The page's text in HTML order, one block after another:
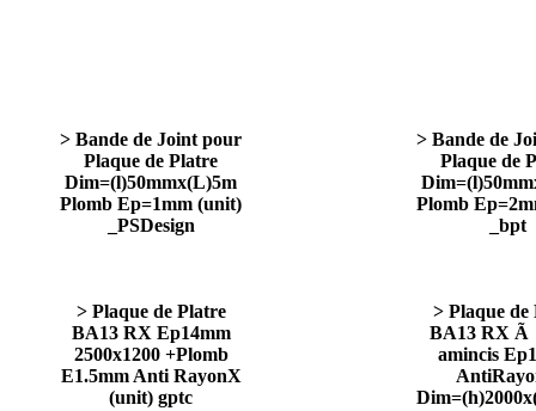
> Bande de Joint pour
Plaque de Platre
Dim=(l)50mmx(L)5m
Plomb Ep=1mm (unit)
_PSDesign
> Bande de
Plaque de
Plomb
_bpt
> Plaque de Platre
BA13 RX Ep14mm
2500x1200 +Plomb
E1.5mm Anti RayonX
(unit) gptc
> Plaque de
BA13 RX Ã
amincis